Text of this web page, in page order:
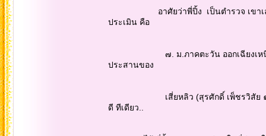
อาศัยว่าพี่ปิ้ง เป็นตำรวจ เขาเลยแต่
ประเมิน คือ
๗. ม.ภาคตะวัน ออกเฉียงเหนือ อยู่ที่
ประสานของ
เสี่ยหลิว (สุรศักดิ์ เพ็ชรวิสัย ๑๔ ) แล
ดี ทีเดียว..